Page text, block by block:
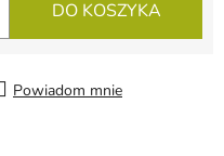
DO KOSZYKA
Powiadom mnie